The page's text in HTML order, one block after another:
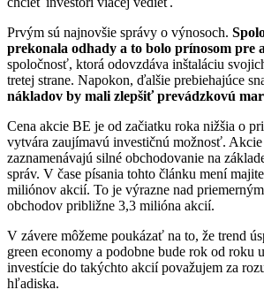
Prvým sú najnovšie správy o výnosoch.
prekonala odhady a to bolo prínosom pre
spoločnosť, ktorá odovzdáva inštaláciu
tretej strane. Napokon, ďalšie prebiehajúce
nákladov by mali zlepšiť prevádzkovú
Cena akcie BE je od začiatku roka nižšia o
vytvára zaujímavú investičnú možnosť.
zaznamenávajú silné obchodovanie na
správ. V čase písania tohto článku mení
miliónov akcií. To je výrazne nad
obchodov približne 3,3 milióna akcií.
V závere môžeme poukázať na to, že trend
green economy a podobne bude rok od roku
investície do takýchto akcií považujem za
hľadiska.